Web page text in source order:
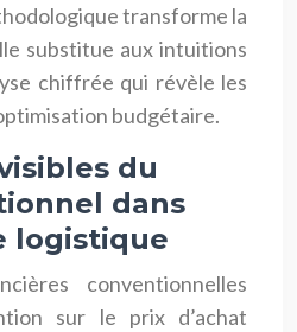
transforme la
substitue aux intuitions
chiffrée qui révèle les
budgétaire.
du
dans
logistique
conventionnelles
sur le prix d’achat